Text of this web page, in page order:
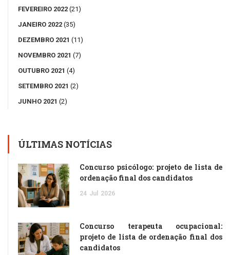
FEVEREIRO 2022 (21)
JANEIRO 2022 (35)
DEZEMBRO 2021 (11)
NOVEMBRO 2021 (7)
OUTUBRO 2021 (4)
SETEMBRO 2021 (2)
JUNHO 2021 (2)
ÚLTIMAS NOTÍCIAS
Concurso psicólogo: projeto de lista de
ordenação final dos candidatos
24 Jul 2026
Concurso terapeuta ocupacional:
projeto de lista de ordenação final dos
candidatos